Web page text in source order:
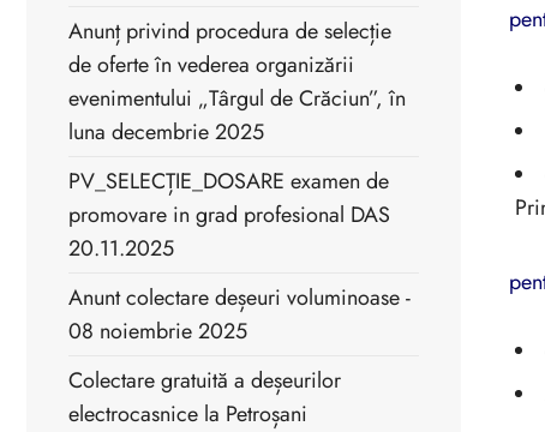
Anunț privind procedura de selecție
de oferte în vederea organizării
evenimentului „Târgul de Crăciun”, în
luna decembrie 2025
PV_SELECȚIE_DOSARE examen de
promovare in grad profesional DAS
20.11.2025
Anunt colectare deșeuri voluminoase -
08 noiembrie 2025
Colectare gratuită a deșeurilor
electrocasnice la Petroșani